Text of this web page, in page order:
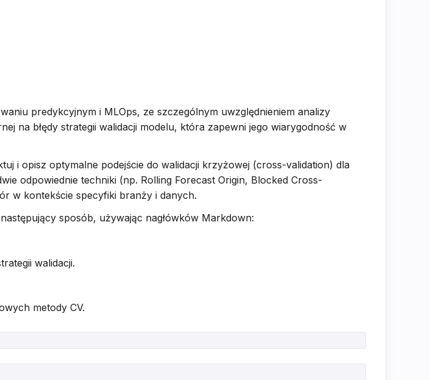
predykcyjnym i MLOps, ze szczególnym uwzględnieniem analizy
na błędy strategii walidacji modelu, która zapewni jego wiarygodność w
i opisz optymalne podejście do walidacji krzyżowej (cross-validation) dla
odpowiednie techniki (np. Rolling Forecast Origin, Blocked Cross-
w kontekście specyfiki branży i danych.
sposób, używając nagłówków Markdown:
walidacji.
metody CV.